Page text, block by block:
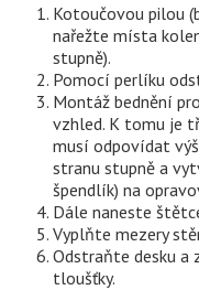
Kotoučovou pilou
nařežte místa
stupně).
Pomocí perlíku
Montáž bednění
vzhled. K tomu je
musí odpovídat
stranu stupně a
špendlík) na
Dále naneste
Vyplňte mezery
Odstraňte desku a
tloušťky.